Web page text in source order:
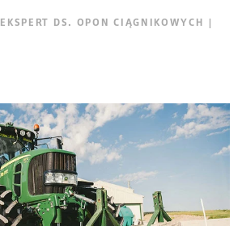
EKSPERT DS. OPON CIĄGNIKOWYCH |